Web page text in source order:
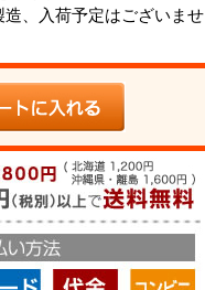
、入荷予定はございませ